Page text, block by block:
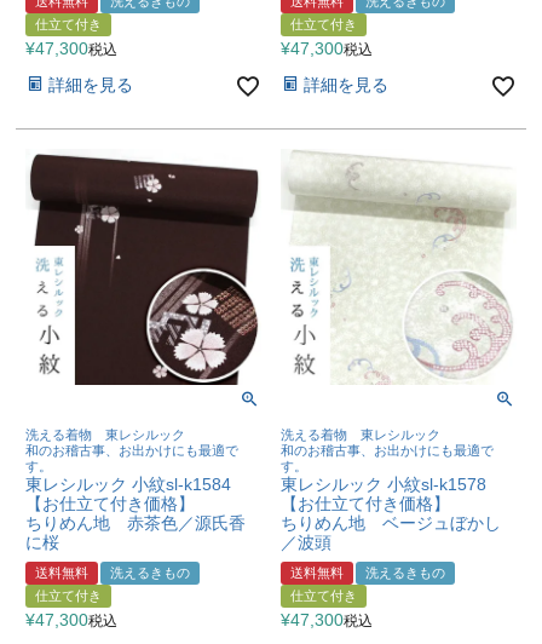
仕立て付き
¥47,300税込
詳細を見る
仕立て付き
¥47,300税込
詳細を見る
洗える着物 東レシルック
和のお稽古事、お出かけにも最適で
す。
東レシルック 小紋sl-k1584
【お仕立て付き価格】
ちりめん地 赤茶色／源氏香
に桜
送料無料
洗えるきもの
仕立て付き
¥47,300税込
洗える着物 東レシルック
和のお稽古事、お出かけにも最適で
す。
東レシルック 小紋sl-k1578
【お仕立て付き価格】
ちりめん地 ベージュぼかし
／波頭
送料無料
洗えるきもの
仕立て付き
¥47,300税込